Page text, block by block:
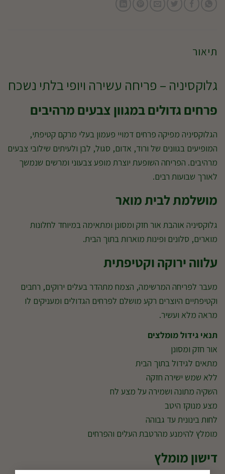
תיאור
גלוקסיניה – פריחה עשירה ויופי בלתי נשכח
פרחים גדולים במגוון צבעים מרהיבים
הגלוקסיניה מפיקה פרחים דמויי פעמון בעלי מרקם קטיפתי,
המופיעים בגוונים של ורוד, אדום, סגול, לבן ולעיתים שילובי צבעים
מרהיבים. הפריחה השופעת יוצרת מופע צבעוני ומרשים שנמשך
לאורך שבועות רבים.
מושלמת לבית מואר
גלוקסיניה אוהבת אור חזק ומסונן ומתאימה במיוחד לחלונות
מוארים, סלונים ופינות מוארות בתוך הבית.
עלווה ירוקה וקטיפתית
מעבר לפריחה המרשימה, הצמח מתהדר בעלים ירוקים, רחבים
וקטיפתיים היוצרים רקע מושלם לפרחים הגדולים ומעניקים לו
מראה מלא ועשיר.
תנאי גידול מומלצים
אור חזק ומסונן
מתאים לגידול בתוך הבית
ללא שמש ישירה חזקה
השקיה מתונה ושמירה על מצע לח
מצע מנוקז היטב
לחות בינונית עד גבוהה
מומלץ להימנע מהרטבת העלים והפרחים
דישון מומלץ